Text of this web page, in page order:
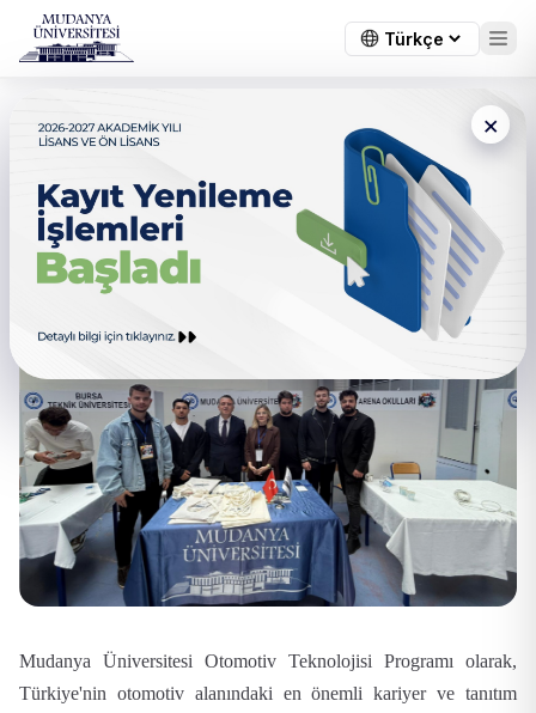
×
Otomotiv Lisesi OTOFEST
Etkinliği
Mudanya Üniversitesi Otomotiv Teknolojisi Programı olarak,
Türkiye'nin otomotiv alanındaki en önemli kariyer ve tanıtım